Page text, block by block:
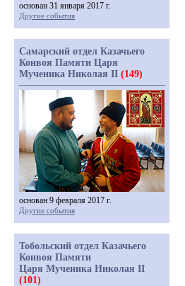
основан 31 января 2017 г.
Другие события
Самарский отдел Казачьего
Конвоя Памяти Царя
Мученика Николая II (149)
основан 9 февраля 2017 г.
Другие события
Тобольский отдел Казачьего
Конвоя Памяти
Царя Мученика Николая II
(101)